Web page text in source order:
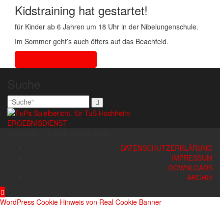
Kidstraining hat gestartet!
für Kinder ab 6 Jahren um 18 Uhr in der Nibelungenschule.
Im Sommer geht’s auch öfters auf das Beachfeld.
ERGEBNISDIENST
DATENSCHUTZERKLÄRUNG
IMPRESSUM
DOWNLOADS
ARCHIV
WordPress Cookie Hinweis von Real Cookie Banner